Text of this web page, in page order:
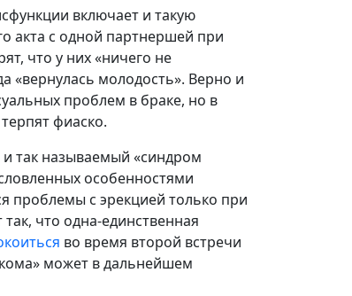
включает и такую
акта с одной партнершей при
что у них «ничего не
«вернулась молодость». Верно и
проблем в браке, но в
фиаско.
так называемый «синдром
особенностями
проблемы с эрекцией только при
что одна-единственная
во время второй встречи
может в дальнейшем